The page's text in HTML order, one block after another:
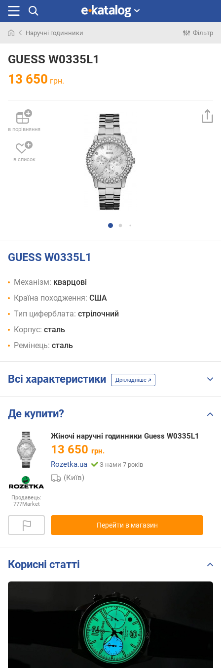
раніше
Наручні годинники Фільтр
GUESS W0335L1
13 650 грн.
в порівняння
в список
GUESS W0335L1
Механізм: кварцові
Країна походження: США
Тип циферблата: стрілочний
Корпус: сталь
Ремінець: сталь
Всі характеристики Докладніше
Де купити?
Продавець:
777Market
Жіночі наручні годинники Guess W0335L1
13 650 грн.
Rozetka.ua
З нами 7 років
(Київ)
Перейти в магазин
Корисні статті